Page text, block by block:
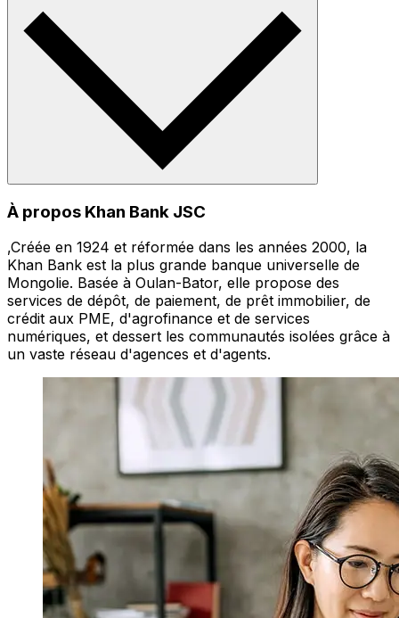
À propos Khan Bank JSC
,Créée en 1924 et réformée dans les années 2000, la
Khan Bank est la plus grande banque universelle de
Mongolie. Basée à Oulan-Bator, elle propose des
services de dépôt, de paiement, de prêt immobilier, de
crédit aux PME, d'agrofinance et de services
numériques, et dessert les communautés isolées grâce à
un vaste réseau d'agences et d'agents.